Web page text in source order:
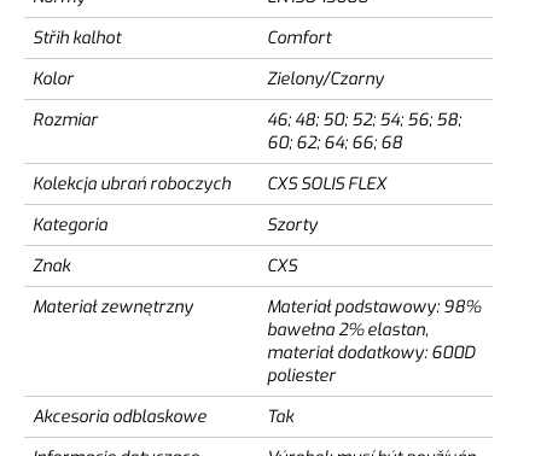
Střih kalhot
Comfort
Kolor
Zielony/Czarny
Rozmiar
46; 48; 50; 52; 54; 56; 58;
60; 62; 64; 66; 68
Kolekcja ubrań roboczych
CXS SOLIS FLEX
Kategoria
Szorty
Znak
CXS
Materiał zewnętrzny
Materiał podstawowy: 98%
bawełna 2% elastan,
materiał dodatkowy: 600D
poliester
Akcesoria odblaskowe
Tak